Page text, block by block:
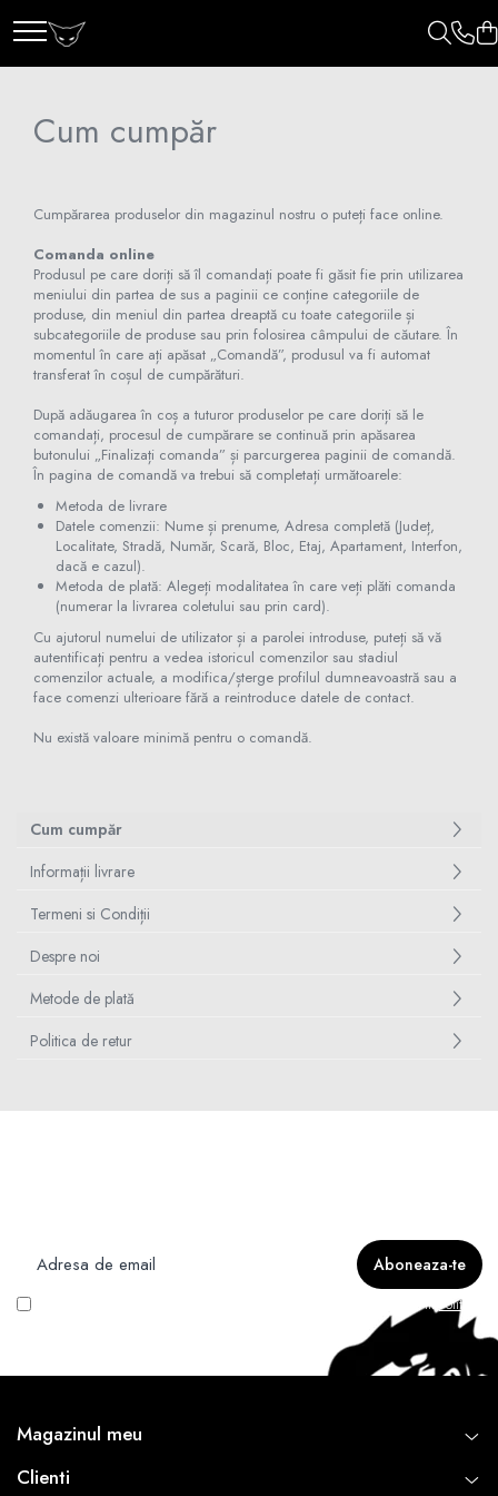
Cum cumpăr
Cumpărarea produselor din magazinul nostru o puteți face online.
Comanda online
Produsul pe care doriți să îl comandați poate fi găsit fie prin utilizarea
meniului din partea de sus a paginii ce conține categoriile de
produse, din meniul din partea dreaptă cu toate categoriile și
subcategoriile de produse sau prin folosirea câmpului de căutare. În
momentul în care ați apăsat „Comandă”, produsul va fi automat
transferat în coșul de cumpărături.
După adăugarea în coș a tuturor produselor pe care doriți să le
comandați, procesul de cumpărare se continuă prin apăsarea
butonului „Finalizați comanda” și parcurgerea paginii de comandă.
În pagina de comandă va trebui să completați următoarele:
Metoda de livrare
Datele comenzii: Nume și prenume, Adresa completă (Județ,
Localitate, Stradă, Număr, Scară, Bloc, Etaj, Apartament, Interfon,
dacă e cazul).
Metoda de plată: Alegeți modalitatea în care veți plăti comanda
(numerar la livrarea coletului sau prin card).
Cu ajutorul numelui de utilizator și a parolei introduse, puteți să vă
autentificați pentru a vedea istoricul comenzilor sau stadiul
comenzilor actuale, a modifica/șterge profilul dumneavoastră sau a
face comenzi ulterioare fără a reintroduce datele de contact.
Nu există valoare minimă pentru o comandă.
Cum cumpăr
Informații livrare
Termeni si Condiții
Despre noi
Metode de plată
Politica de retur
Vreau să primesc newsletter cu promoțiile magazinului. Află mai multe în Politica
Magazinul meu
Clienti